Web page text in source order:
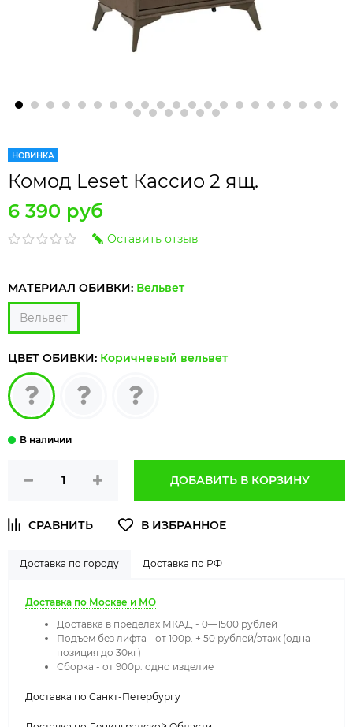
НОВИНКА
Комод Leset Кассио 2 ящ.
6 390 руб
Оставить отзыв
МАТЕРИАЛ ОБИВКИ: Вельвет
Вельвет
ЦВЕТ ОБИВКИ: Коричневый вельвет
ДОБАВИТЬ В КОРЗИНУ
Доставка по городу Доставка по РФ
Доставка по Москве и МО
Доставка в пределах МКАД - 0—1500 рублей
Подъем без лифта - от 100р. + 50 рублей/этаж (одна
позиция до 30кг)
Сборка - от 900р. одно изделие
Доставка по Санкт-Петербургу